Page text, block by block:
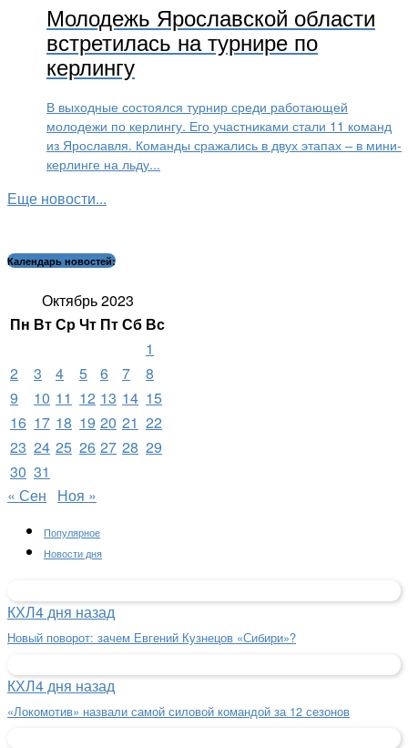
Молодежь Ярославской области
встретилась на турнире по
керлингу
В выходные состоялся турнир среди работающей
молодежи по керлингу. Его участниками стали 11 команд
из Ярославля. Команды сражались в двух этапах – в мини-
керлинге на льду...
Еще новости...
Календарь новостей:
Октябрь 2023
Пн ВтСрЧт ПтСб Вс
1
2
3 4 5 6 7
8
9
10 11 12 13 14 15
16 17 18 19 20 21 22
23 24 25 26 27 28 29
30 31
« Сен
Ноя »
Популярное
Новости дня
КХЛ4 дня назад
Новый поворот: зачем Евгений Кузнецов «Сибири»?
КХЛ4 дня назад
«Локомотив» назвали самой силовой командой за 12 сезонов